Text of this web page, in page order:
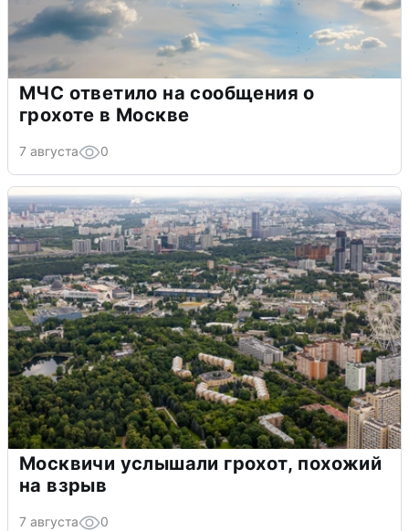
МЧС ответило на сообщения о
грохоте в Москве
7 августа 0
Москвичи услышали грохот, похожий
на взрыв
7 августа 0